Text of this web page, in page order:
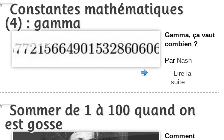
Constantes mathématiques
(4) : gamma
Gamma, ça vaut
combien ?
Par Nash
Lire la
suite…
Sommer de 1 à 100 quand on
est gosse
Comment